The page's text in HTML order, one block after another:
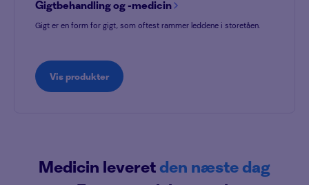
Gigtbehandling og -medicin
Gigt er en form for gigt, som oftest rammer leddene i storetåen.
Vis produkter
Medicin leveretden næste dag